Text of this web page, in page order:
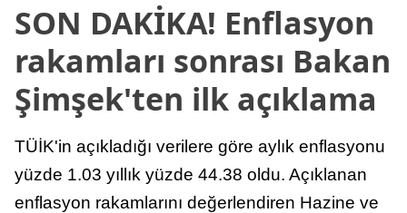
SON DAKİKA! Enflasyon
rakamları sonrası Bakan
Şimşek'ten ilk açıklama
TÜİK'in açıkladığı verilere göre aylık enflasyonu
yüzde 1.03 yıllık yüzde 44.38 oldu. Açıklanan
enflasyon rakamlarını değerlendiren Hazine ve